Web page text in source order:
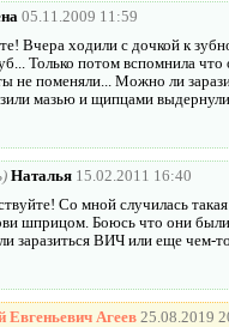
05.11.2009 11:59
Вчера ходили с дочкой к
Только потом вспомнила
не поменяли... Можно ли
мазью и щипцами
Наталья 15.02.2011 16:40
Со мной случилась
шприцом. Боюсь что они
заразиться ВИЧ или еще чем-
Евгеньевич Агеев 25.08.2019